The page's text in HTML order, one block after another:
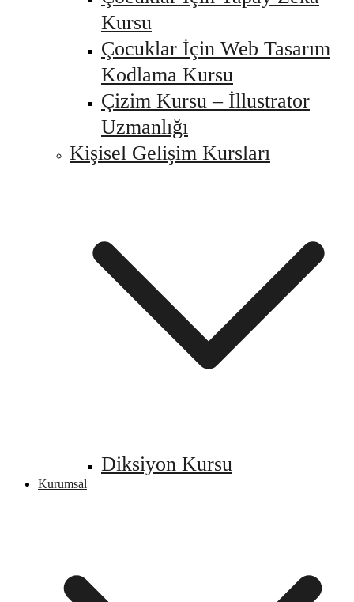
Kursu
Çocuklar İçin Web Tasarım
Kodlama Kursu
Çizim Kursu – İllustrator
Uzmanlığı
Kişisel Gelişim Kursları
Diksiyon Kursu
Kurumsal